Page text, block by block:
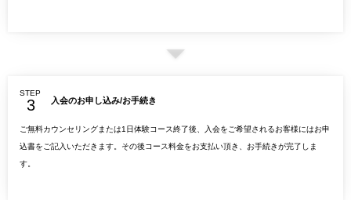
STEP
入会のお申し込み/お手続き
ご無料カウンセリングまたは1日体験コース終了後、入会をご希望されるお客様にはお申
込書をご記入いただきます。その後コース料金をお支払い頂き、お手続きが完了しま
す。